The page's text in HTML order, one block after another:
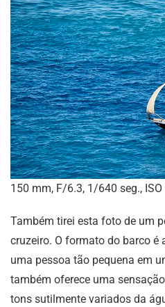
150 mm, F/6.3, 1/640 seg., ISO
Também tirei esta foto de um
cruzeiro. O formato do barco é
uma pessoa tão pequena em
também oferece uma
tons sutilmente variados da